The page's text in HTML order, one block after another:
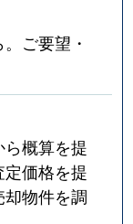
ご要望・
概算を提
価格を提
物件を調